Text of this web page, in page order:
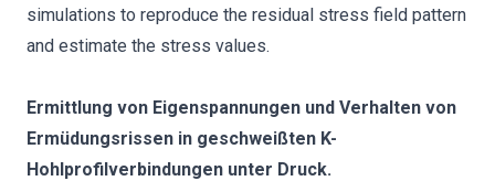
simulations to reproduce the residual stress field pattern
and estimate the stress values.
Ermittlung von Eigenspannungen und Verhalten von
Ermüdungsrissen in geschweißten K-
Hohlprofilverbindungen unter Druck.